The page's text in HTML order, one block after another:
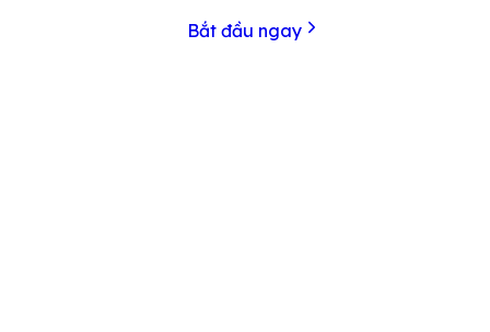
Bắt đầu ngay